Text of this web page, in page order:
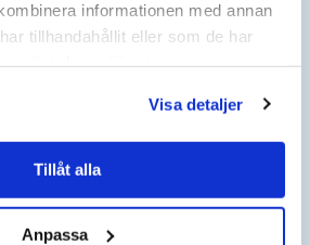
informationen med annan
tillhandahållit eller som de har
Visa detaljer
Tillåt alla
Anpassa